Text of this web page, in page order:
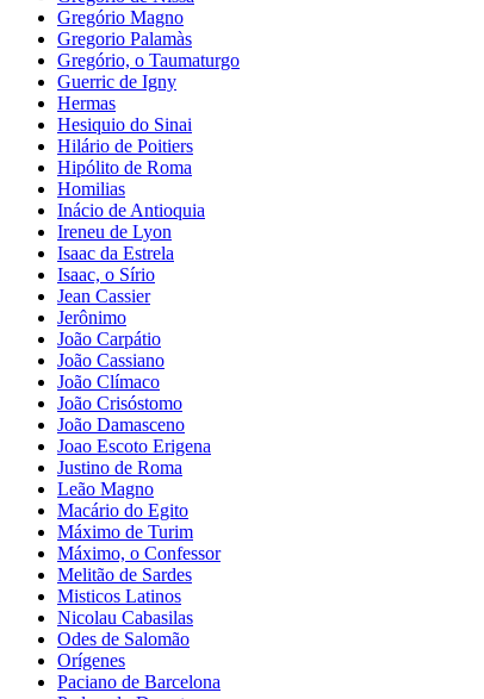
Gregório Magno
Gregorio Palamàs
Gregório, o Taumaturgo
Guerric de Igny
Hermas
Hesiquio do Sinai
Hilário de Poitiers
Hipólito de Roma
Homilias
Inácio de Antioquia
Ireneu de Lyon
Isaac da Estrela
Isaac, o Sírio
Jean Cassier
Jerônimo
João Carpátio
João Cassiano
João Clímaco
João Crisóstomo
João Damasceno
Joao Escoto Erigena
Justino de Roma
Leão Magno
Macário do Egito
Máximo de Turim
Máximo, o Confessor
Melitão de Sardes
Misticos Latinos
Nicolau Cabasilas
Odes de Salomão
Orígenes
Paciano de Barcelona